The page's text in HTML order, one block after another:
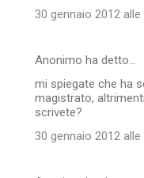
30 gennaio 2012 alle
Anonimo ha detto…
mi spiegate che ha
magistrato,
scrivete?
30 gennaio 2012